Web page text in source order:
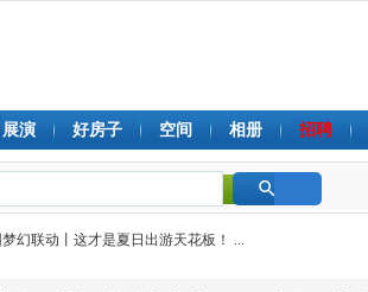
展演 好房子 空间 相册 招聘
幻联动丨这才是夏日出游天花板！ ...